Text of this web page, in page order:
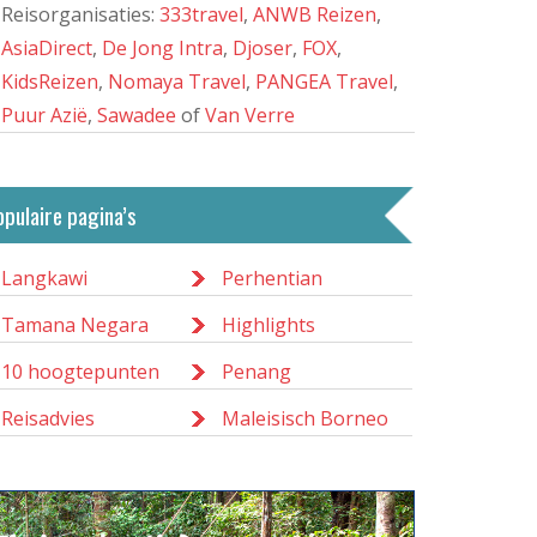
Reisorganisaties: 333travel, ANWB Reizen,
AsiaDirect, De Jong Intra, Djoser, FOX,
KidsReizen, Nomaya Travel, PANGEA Travel,
Puur Azië, Sawadee ofVan Verre
pagina’s
Langkawi
Perhentian
Tamana Negara
Highlights
10 hoogtepunten
Penang
Reisadvies
Maleisisch Borneo